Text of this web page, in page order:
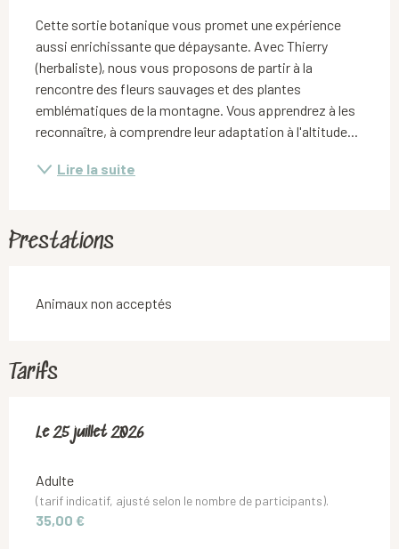
Cette sortie botanique vous promet une expérience
aussi enrichissante que dépaysante. Avec Thierry
(herbaliste), nous vous proposons de partir à la
rencontre des fleurs sauvages et des plantes
emblématiques de la montagne. Vous apprendrez à les
reconnaître, à comprendre leur adaptation à l'altitude...
Lire la suite
Prestations
Animaux non acceptés
Tarifs
Le25 juillet 2026
Le25 juillet 2026
Adulte
(tarif indicatif, ajusté selon le nombre de participants).
35,00 €